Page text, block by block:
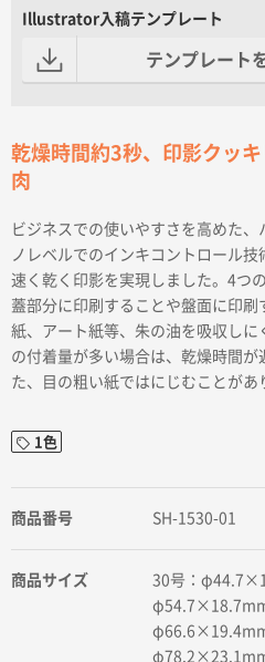
Illustrator入稿テンプレート
テンプレート
乾燥時間約3秒、印影クッ
肉
ビジネスでの使いやすさを高めた
ノレベルでのインキコントロール
速く乾く印影を実現しました。4つ
蓋部分に印刷することや盤面に印
紙、アート紙等、朱の油を吸収し
の付着量が多い場合は、乾燥時間が
た、目の粗い紙ではにじむことがあ
1色
商品番号 SH-1530-01
商品サイズ
30号：
φ54.7×18.7mm
φ66.6×19.4mm
φ78.2×23.1mm